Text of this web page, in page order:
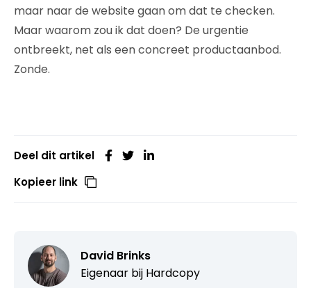
maar naar de website gaan om dat te checken.
Maar waarom zou ik dat doen? De urgentie
ontbreekt, net als een concreet productaanbod.
Zonde.
Deel dit artikel
Kopieer link
David Brinks
Eigenaar bij Hardcopy